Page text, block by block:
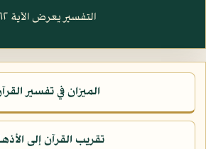
التفسير يعرض الآية ٦٢
الميزان في تفسير
تقريب القرآن إلى